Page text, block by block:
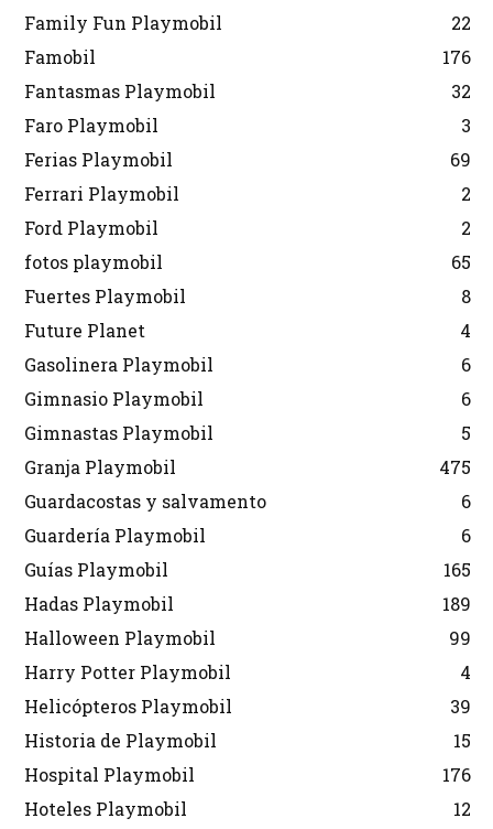
Family Fun Playmobil
22
Famobil
176
Fantasmas Playmobil
32
Faro Playmobil
3
Ferias Playmobil
69
Ferrari Playmobil
2
Ford Playmobil
2
fotos playmobil
65
Fuertes Playmobil
8
Future Planet
4
Gasolinera Playmobil
6
Gimnasio Playmobil
6
Gimnastas Playmobil
5
Granja Playmobil
475
Guardacostas y salvamento
6
Guardería Playmobil
6
Guías Playmobil
165
Hadas Playmobil
189
Halloween Playmobil
99
Harry Potter Playmobil
4
Helicópteros Playmobil
39
Historia de Playmobil
15
Hospital Playmobil
176
Hoteles Playmobil
12